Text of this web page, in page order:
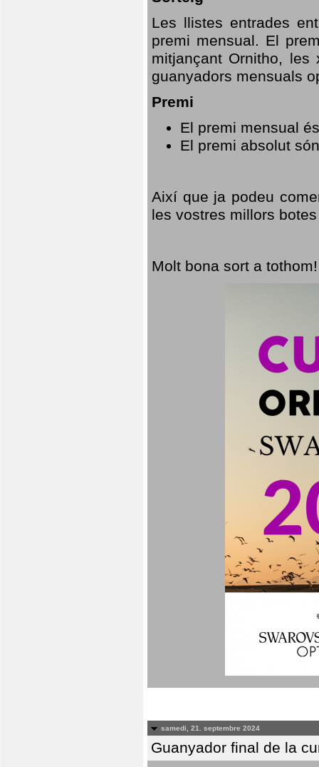
Les llistes entrades
premi mensual. El
mitjançant Ornitho,
guanyadors mensuals
Premi
El premi mensual
El premi absolut
Així que ja podeu
les vostres millors
Molt bona sort a tothom!
samedi, 21. septembre 2024
Guanyador final de la